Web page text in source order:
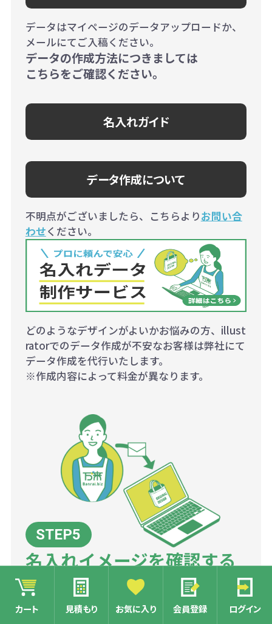
カート 見積もり お気に入り 会員登録 ログイン
データはマイページのデータアップロードか、
メールにてご入稿ください。
データの作成方法につきましては
こちらをご確認ください。
名入れガイド
データ作成について
不明点がございましたら、こちらよりお問い合
わせください。
どのようなデザインがよいかお悩みの方、illust
ratorでのデータ作成が不安なお客様は弊社にて
データ作成を代行いたします。
※作成内容によって料金が異なります。
名入れイメージを確認する
当店にて、商品画像に名入れ用データをレイア
ウトした名入れイメージ画像を作成いたしま